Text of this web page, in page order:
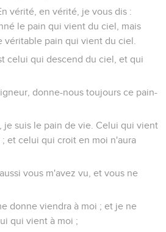
vérité, en vérité, je vous dis :
le pain qui vient du ciel, mais
véritable pain qui vient du ciel.
celui qui descend du ciel, et qui
donne-nous toujours ce pain-
je suis le pain de vie. Celui qui vient
; et celui qui croit en moi n'aura
vous m'avez vu, et vous ne
donne viendra à moi ; et je ne
qui vient à moi ;